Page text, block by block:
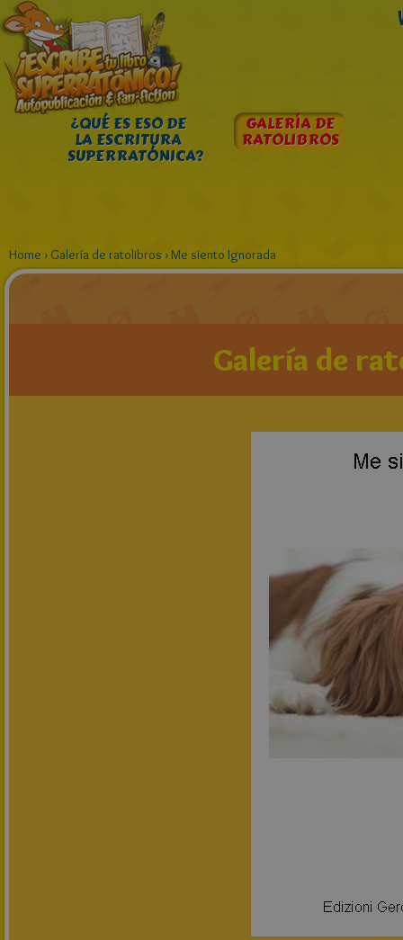
¿QUÉ ES ESO DE
LA ESCRITURA
SUPERRATÓNICA?
GALERÍA DE
RATOLIBROS
Home › Galería de ratolibros ›Me siento Ignorada
Galería de